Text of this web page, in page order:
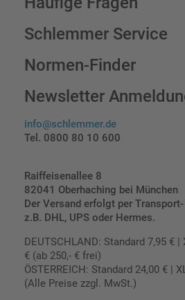
Schlemmer Service
Normen-Finder
Newsletter
info@schlemmer.de
Tel. 0800 80 10 600
Raiffeisenallee 8
82041 Oberhaching bei München
Der Versand erfolgt per
z.B. DHL, UPS oder Hermes.
DEUTSCHLAND: Standard 7,95 € |
€ (ab 250,- € frei)
ÖSTERREICH: Standard 24,00 € |
(Alle Preise zzgl. MwSt.)